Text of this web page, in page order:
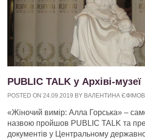
PUBLIC TALK у Архіві-музеї
POSTED ON 24.09.2019 BY ВАЛЕНТИНА
«Жіночий вимір: Алла Горська» –
назвою пройшов PUBLIC TALK та
документів у Центральному